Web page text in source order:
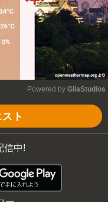
Powered by GliaStudios
ト
信中!